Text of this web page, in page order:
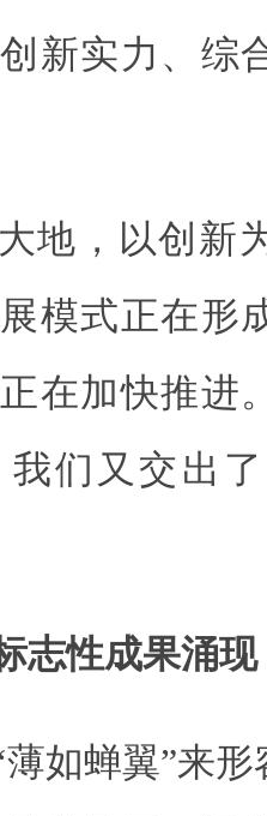
新实力、综
地，以创新
模式正在形
在加快推进
我们又交出
志性成果涌
薄如蝉翼”来